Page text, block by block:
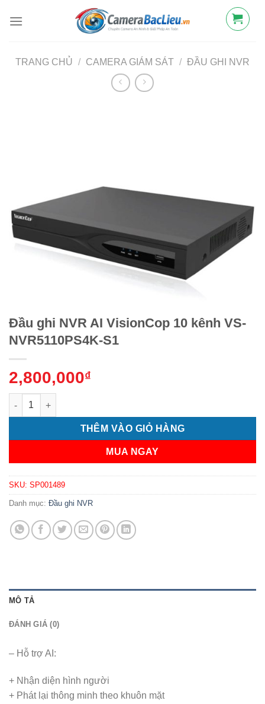
qua
TRANG CHỦ
/ CAMERA GIÁM SÁT / ĐẦU GHI NVR
Đầu ghi NVR AI VisionCop 10 kênh VS-
NVR5110PS4K-S1
2,800,000₫
Đầu ghi NVR AI VisionCop 10 kênh VS-NVR5110PS4K-S1 số
THÊM VÀO GIỎ HÀNG
MUA NGAY
SKU: SP001489
Danh mục: Đầu ghi NVR
MÔ TẢ
ĐÁNH GIÁ (0)
– Hỗ trợ AI:
+ Nhận diện hình người
+ Phát lại thông minh theo khuôn mặt